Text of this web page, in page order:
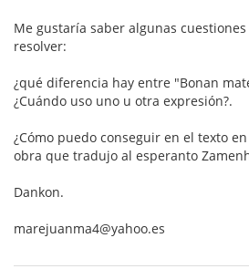
Me gustaría saber algunas
resolver:
¿qué diferencia hay entre "Bonan
¿Cuándo uso uno u otra expresión?.
¿Cómo puedo conseguir en el texto
obra que tradujo al esperanto
Dankon.
marejuanma4@yahoo.es